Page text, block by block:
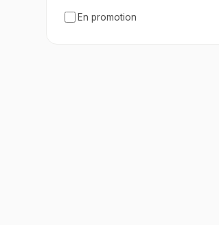
En promotion